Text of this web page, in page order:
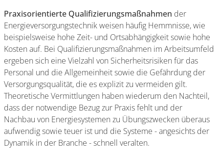
Praxisorientierte Qualifizierungsmaßnahmen der
Energieversorgungstechnik weisen häufig Hemmnisse, wie
beispielsweise hohe Zeit- und Ortsabhängigkeit sowie hohe
Kosten auf. Bei Qualifizierungsmaßnahmen im Arbeitsumfeld
ergeben sich eine Vielzahl von Sicherheitsrisiken für das
Personal und die Allgemeinheit sowie die Gefährdung der
Versorgungsqualität, die es explizit zu vermeiden gilt.
Theoretische Vermittlungen haben wiederum den Nachteil,
dass der notwendige Bezug zur Praxis fehlt und der
Nachbau von Energiesystemen zu Übungszwecken überaus
aufwendig sowie teuer ist und die Systeme - angesichts der
Dynamik in der Branche - schnell veralten.